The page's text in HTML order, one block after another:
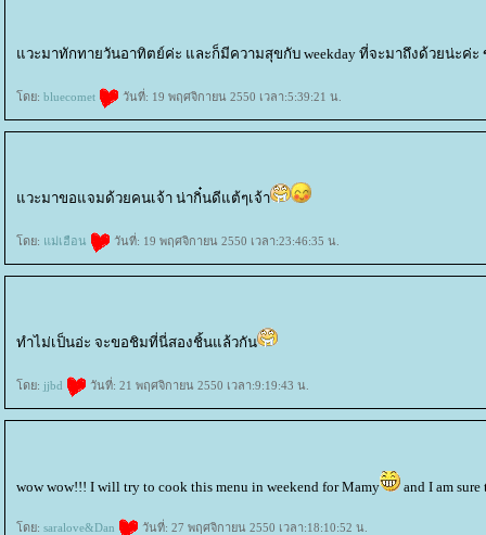
วะมาทักทายวันอาทิตย์ค่ะ และก็มีความสุขกับ weekday ที่จะมาถึงด้วยน่ะค่
ดย: bluecomet วันที่: 19 พฤศจิกายน 2550 เวลา:5:39:21 น.
วะมาขอแจมด้วยคนเจ้า น่ากิ๋นดีแต้ๆเจ้า
ดย: ม่เฮือน วันที่: 19 พฤศจิกายน 2550 เวลา:23:46:35 น.
ทำไม่เป็นอ่ะ จะขอชิมที่นี่สองชิ้นแล้วกัน
ดย: jjbd วันที่: 21 พฤศจิกายน 2550 เวลา:9:19:43 น.
wow wow!!! I will try to cook this menu in weekend for Mamy and I am sure
ดย: saralove&Dan วันที่: 27 พฤศจิกายน 2550 เวลา:18:10:52 น.